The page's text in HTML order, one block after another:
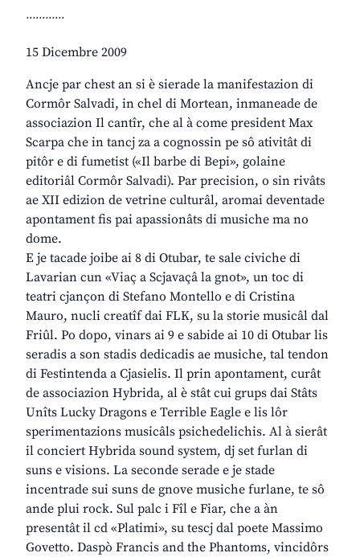
............
15 Dicembre 2009
Ancje par chest an si è sierade la manifestazion di
Cormôr Salvadi, in chel di Mortean, inmaneade de
associazion Il cantîr, che al à come president Max
Scarpa che in tancj za a cognossin pe sô ativitât di
pitôr e di fumetist («Il barbe di Bepi», golaine
editoriâl Cormôr Salvadi). Par precision, o sin rivâts
ae XII edizion de vetrine culturâl, aromai deventade
apontament fis pai apassionâts di musiche ma no
dome.
E je tacade joibe ai 8 di Otubar, te sale civiche di
Lavarian cun «Viaç a Scjavaçâ la gnot», un toc di
teatri cjançon di Stefano Montello e di Cristina
Mauro, nucli creatîf dai FLK, su la storie musicâl dal
Friûl. Po dopo, vinars ai 9 e sabide ai 10 di Otubar lis
seradis a son stadis dedicadis ae musiche, tal tendon
di Festintenda a Cjasielis. Il prin apontament, curât
de associazion Hybrida, al è stât cui grups dai Stâts
Unîts Lucky Dragons e Terrible Eagle e lis lôr
sperimentazions musicâls psichedelichis. Al à sierât
il conciert Hybrida sound system, dj set furlan di
suns e visions. La seconde serade e je stade
incentrade sui suns de gnove musiche furlane, te sô
ande plui rock. Sul palc i Fîl e Fiar, che a àn
presentât il cd «Platimi», su tescj dal poete Massimo
Govetto. Daspò Francis and the Phantoms, vincidôrs